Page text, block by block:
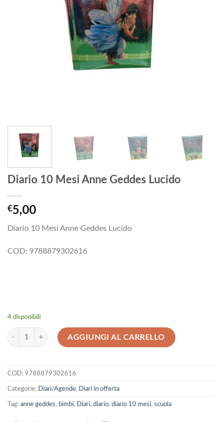
Diario 10 Mesi Anne Geddes Lucido
€5,00
Diario 10 Mesi Anne Geddes Lucido
COD: 9788879302616
4 disponibili
Diario 10 Mesi Anne Geddes Lucido quantità
AGGIUNGI AL CARRELLO
COD: 9788879302616
Categorie: Diari/Agende, Diari in offerta
Tag: anne geddes, bimbi, Diari, diario, diario 10 mesi, scuola